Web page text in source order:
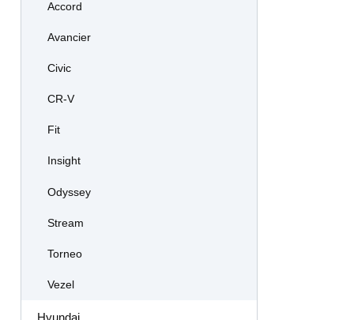
Accord
Avancier
Civic
CR-V
Fit
Insight
Odyssey
Stream
Torneo
Vezel
Hyundai